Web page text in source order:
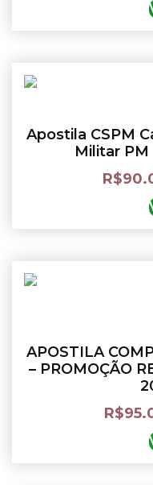
Apostila CSPM
Militar PM
R$
APOSTILA
– PROMOÇÃO
R$